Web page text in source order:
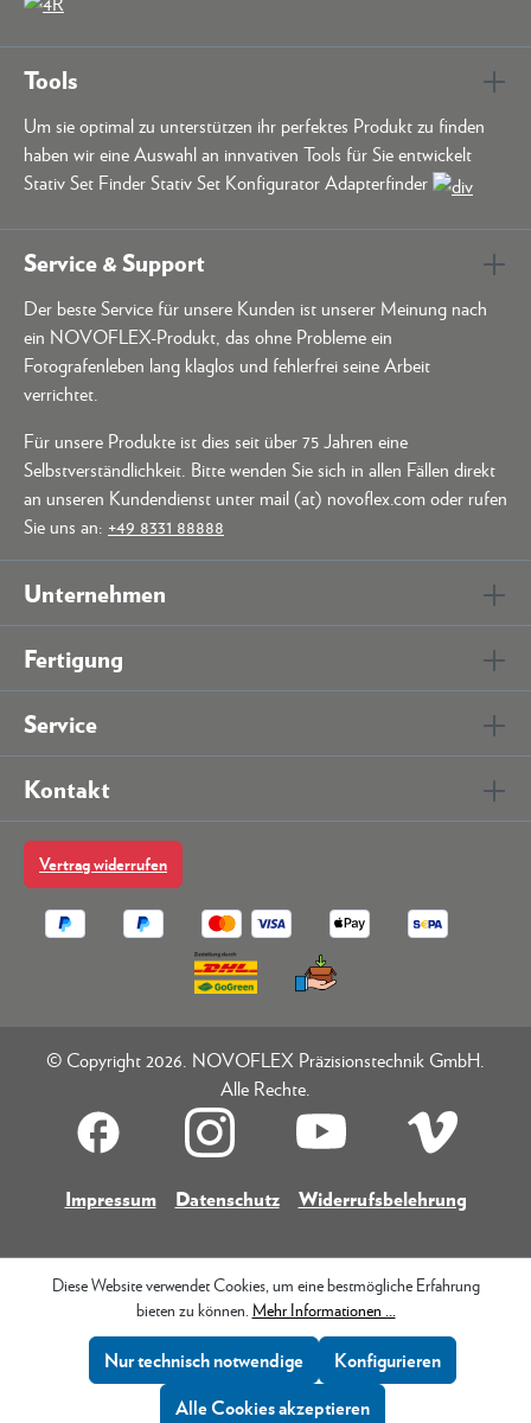
Tools
Um sie optimal zu unterstützen ihr perfektes Produkt zu finden
haben wir eine Auswahl an innvativen Tools für Sie entwickelt
Stativ Set Finder Stativ Set Konfigurator Adapterfinder
Service & Support
Der beste Service für unsere Kunden ist unserer Meinung nach
ein NOVOFLEX-Produkt, das ohne Probleme ein
Fotografenleben lang klaglos und fehlerfrei seine Arbeit
verrichtet.
Für unsere Produkte ist dies seit über 75 Jahren eine
Selbstverständlichkeit. Bitte wenden Sie sich in allen Fällen direkt
an unseren Kundendienst unter mail (at) novoflex.com oder rufen
Sie uns an: +49 8331 88888
Unternehmen
Fertigung
Service
Kontakt
Vertrag widerrufen
© Copyright 2026. NOVOFLEX Präzisionstechnik GmbH.
Alle Rechte.
Impressum Datenschutz Widerrufsbelehrung
Diese Website verwendet Cookies, um eine bestmögliche Erfahrung
bieten zu können. Mehr Informationen ...
Nur technisch notwendige
Konfigurieren
Alle Cookies akzeptieren